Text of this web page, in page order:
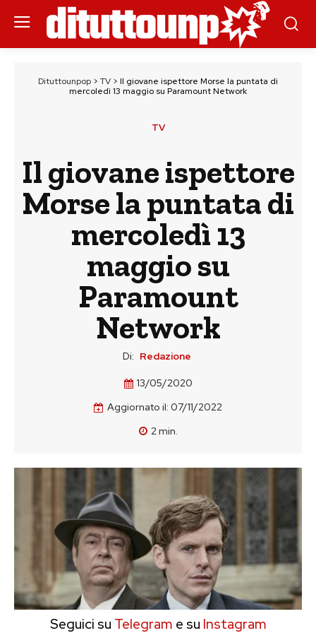
Dituttounpop > TV > Il giovane ispettore Morse la puntata di
mercoledì 13 maggio su Paramount Network
TV
Il giovane ispettore
Morse la puntata di
mercoledì 13
maggio su
Paramount
Network
Di: Redazione
13/05/2020
Aggiornato il: 07/11/2022
2min.
Seguici su Telegram e su Instagram